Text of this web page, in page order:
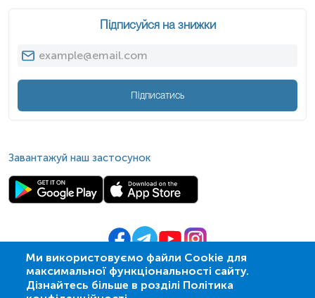
Ми використовуємо файли Cookie для
максимальної функціональності сайту.
Дізнайтесь більше в розділі Політика
Підписуйся на знижки
Підписатись
Завантажуй наш застосунок
© 2009- 2026 | ПСМЛ «Ескулаб»